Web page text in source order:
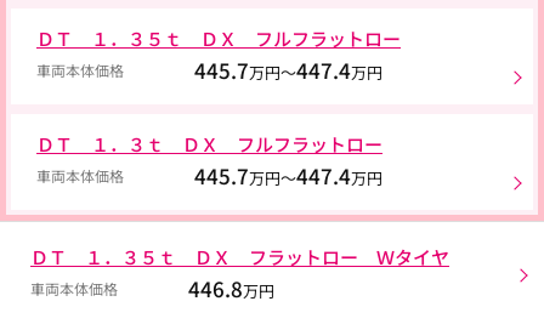
ＤＴ １．３５ｔ ＤＸ フルフラットロー
車両本体価格 445.7万円～447.4万円
ＤＴ １．３ｔ ＤＸ フルフラットロー
車両本体価格 445.7万円～447.4万円
ＤＴ １．３５ｔ ＤＸ フラットロー Ｗタイヤ
車両本体価格 446.8万円